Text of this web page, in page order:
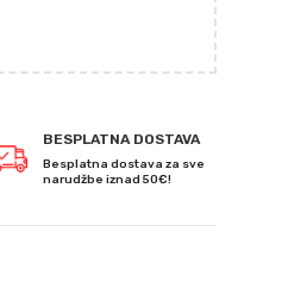
BESPLATNA DOSTAVA
Besplatna dostava za sve
narudžbe iznad 50€!